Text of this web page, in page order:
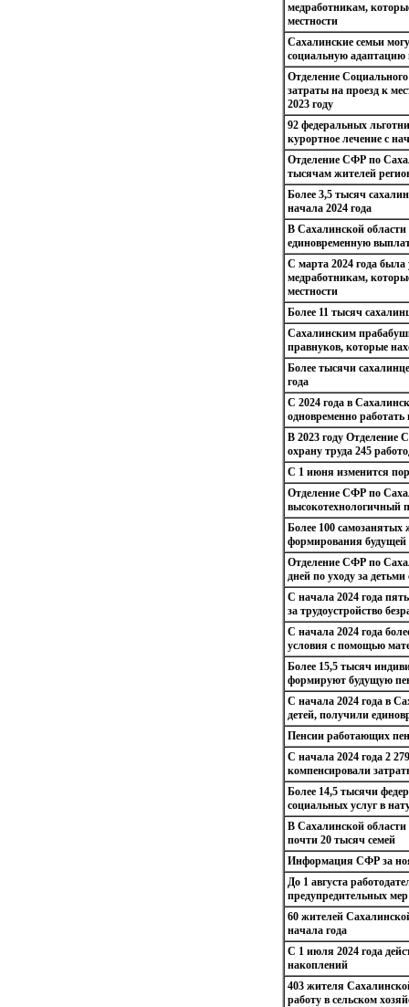
медработникам,
местности
Сахалинские семьи
социальную адаптацию
Отделение
затраты на проезд к
2023 году
92 федеральных
курортное лечение с
Отделение СФР по
тысячам жителей
Более 3,5 тысяч
начала 2024 года
В Сахалинской
единовременную
С марта 2024 года
медработникам,
местности
Более 11 тысяч
Сахалинским
правнуков, которые
Более тысячи
года
С 2024 года в
одновременно работать
В 2023 году Отделение
охрану труда 245
С 1 июня изменится
Отделение СФР по
высокотехнологичный
Более 100 самозанятых
формирования будущей
Отделение СФР по
дней по уходу за
С начала 2024 года
за трудоустройство
С начала 2024 года
условия с помощью
Более 15,5 тысяч
формируют будущую
С начала 2024 года в
детей, получили
Пенсии работающих
С начала 2024 года 2
компенсировали
Более 14,5 тысячи
социальных услуг в
В Сахалинской
почти 20 тысяч семей
Информация СФР за
До 1 августа
предупредительных
60 жителей
начала года
С 1 июля 2024 года
накоплений
403 жителя
работу в сельском